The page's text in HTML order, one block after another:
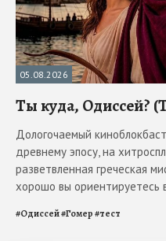
05.08.2026
Ты куда, Одиссей?
Дологочаемый
древнему эпосу, на
разветвленная греческая
хорошо вы ориентируетесь
#Одиссей#Гомер#тест